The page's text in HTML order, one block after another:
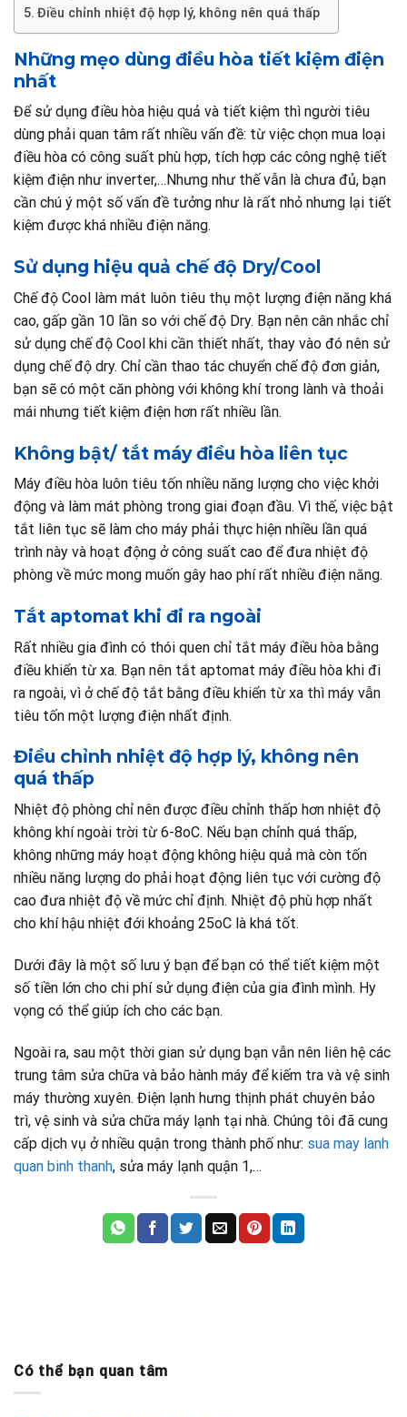
Điều chỉnh nhiệt độ hợp lý, không nên quá thấp
Những mẹo dùng điều hòa tiết kiệm điện
nhất
Để sử dụng điều hòa hiệu quả và tiết kiệm thì người tiêu
dùng phải quan tâm rất nhiều vấn đề: từ việc chọn mua loại
điều hòa có công suất phù hợp, tích hợp các công nghệ tiết
kiệm điện như inverter,…Nhưng như thế vẫn là chưa đủ, bạn
cần chú ý một số vấn đề tưởng như là rất nhỏ nhưng lại tiết
kiệm được khá nhiều điện năng.
Sử dụng hiệu quả chế độ Dry/Cool
Chế độ Cool làm mát luôn tiêu thụ một lượng điện năng khá
cao, gấp gần 10 lần so với chế độ Dry. Bạn nên cân nhắc chỉ
sử dụng chế độ Cool khi cần thiết nhất, thay vào đó nên sử
dụng chế độ dry. Chỉ cần thao tác chuyển chế độ đơn giản,
bạn sẽ có một căn phòng với không khí trong lành và thoải
mái nhưng tiết kiệm điện hơn rất nhiều lần.
Không bật/ tắt máy điều hòa liên tục
Máy điều hòa luôn tiêu tốn nhiều năng lượng cho việc khởi
động và làm mát phòng trong giai đoạn đầu. Vì thế, việc bật
tắt liên tục sẽ làm cho máy phải thực hiện nhiều lần quá
trình này và hoạt động ở công suất cao để đưa nhiệt độ
phòng về mức mong muốn gây hao phí rất nhiều điện năng.
Tắt aptomat khi đi ra ngoài
Rất nhiều gia đình có thói quen chỉ tắt máy điều hòa bằng
điều khiển từ xa. Bạn nên tắt aptomat máy điều hòa khi đi
ra ngoài, vì ở chế độ tắt bằng điều khiển từ xa thì máy vẫn
tiêu tốn một lượng điện nhất định.
Điều chỉnh nhiệt độ hợp lý, không nên
quá thấp
Nhiệt độ phòng chỉ nên được điều chỉnh thấp hơn nhiệt độ
không khí ngoài trời từ 6-8oC. Nếu bạn chỉnh quá thấp,
không những máy hoạt động không hiệu quả mà còn tốn
nhiều năng lượng do phải hoạt động liên tục với cường độ
cao đưa nhiệt độ về mức chỉ định. Nhiệt độ phù hợp nhất
cho khí hậu nhiệt đới khoảng 25oC là khá tốt.
Dưới đây là một số lưu ý bạn để bạn có thể tiết kiệm một
số tiền lớn cho chi phí sử dụng điện của gia đình mình. Hy
vọng có thể giúp ích cho các bạn.
Ngoài ra, sau một thời gian sử dụng bạn vẫn nên liên hệ các
trung tâm sửa chữa và bảo hành máy để kiếm tra và vệ sinh
máy thường xuyên. Điện lạnh hưng thịnh phát chuyên bảo
trì, vệ sinh và sửa chữa máy lạnh tại nhà. Chúng tôi đã cung
cấp dịch vụ ở nhiều quận trong thành phố như: sua may lanh
quan binh thanh, sửa máy lạnh quận 1,…
Có thể bạn quan tâm